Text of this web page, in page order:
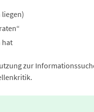
hat
zur